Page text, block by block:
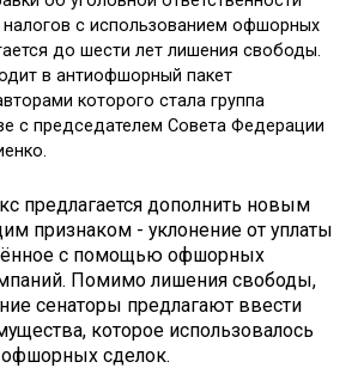
налогов с использованием офшорных
до шести лет лишения свободы.
в антиофшорный пакет
которого стала группа
с председателем Совета Федерации
предлагается дополнить новым
признаком - уклонение от уплаты
с помощью офшорных
Помимо лишения свободы,
сенаторы предлагают ввести
которое использовалось
сделок.